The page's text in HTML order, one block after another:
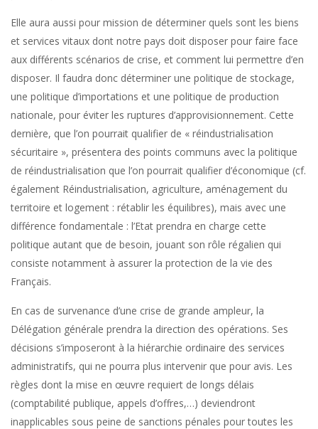
Elle aura aussi pour mission de déterminer quels sont les biens
et services vitaux dont notre pays doit disposer pour faire face
aux différents scénarios de crise, et comment lui permettre d’en
disposer. Il faudra donc déterminer une politique de stockage,
une politique d’importations et une politique de production
nationale, pour éviter les ruptures d’approvisionnement. Cette
dernière, que l’on pourrait qualifier de « réindustrialisation
sécuritaire », présentera des points communs avec la politique
de réindustrialisation que l’on pourrait qualifier d’économique (cf.
également Réindustrialisation, agriculture, aménagement du
territoire et logement : rétablir les équilibres), mais avec une
différence fondamentale : l’Etat prendra en charge cette
politique autant que de besoin, jouant son rôle régalien qui
consiste notamment à assurer la protection de la vie des
Français.
En cas de survenance d’une crise de grande ampleur, la
Délégation générale prendra la direction des opérations. Ses
décisions s’imposeront à la hiérarchie ordinaire des services
administratifs, qui ne pourra plus intervenir que pour avis. Les
règles dont la mise en œuvre requiert de longs délais
(comptabilité publique, appels d’offres,…) deviendront
inapplicables sous peine de sanctions pénales pour toutes les